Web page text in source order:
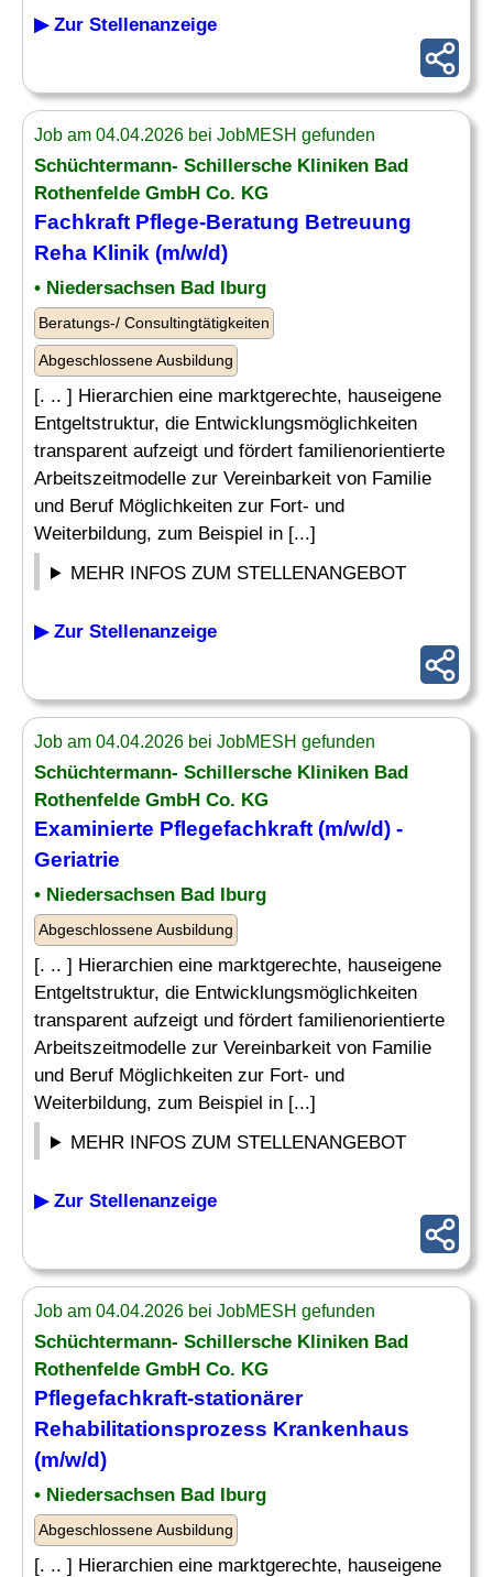
▶ Zur Stellenanzeige
Job am 04.04.2026 bei JobMESH gefunden
Schüchtermann- Schillersche Kliniken Bad
Rothenfelde GmbH Co. KG
Fachkraft Pflege-Beratung Betreuung
Reha Klinik (m/w/d)
• Niedersachsen Bad Iburg
Beratungs-/ Consultingtätigkeiten
Abgeschlossene Ausbildung
[. .. ] Hierarchien eine marktgerechte, hauseigene
Entgeltstruktur, die Entwicklungsmöglichkeiten
transparent aufzeigt und fördert familienorientierte
Arbeitszeitmodelle zur Vereinbarkeit von Familie
und Beruf Möglichkeiten zur Fort- und
Weiterbildung, zum Beispiel in [...]
MEHR INFOS ZUM STELLENANGEBOT
▶ Zur Stellenanzeige
Job am 04.04.2026 bei JobMESH gefunden
Schüchtermann- Schillersche Kliniken Bad
Rothenfelde GmbH Co. KG
Examinierte Pflegefachkraft (m/w/d) -
Geriatrie
• Niedersachsen Bad Iburg
Abgeschlossene Ausbildung
[. .. ] Hierarchien eine marktgerechte, hauseigene
Entgeltstruktur, die Entwicklungsmöglichkeiten
transparent aufzeigt und fördert familienorientierte
Arbeitszeitmodelle zur Vereinbarkeit von Familie
und Beruf Möglichkeiten zur Fort- und
Weiterbildung, zum Beispiel in [...]
MEHR INFOS ZUM STELLENANGEBOT
▶ Zur Stellenanzeige
Job am 04.04.2026 bei JobMESH gefunden
Schüchtermann- Schillersche Kliniken Bad
Rothenfelde GmbH Co. KG
Pflegefachkraft-stationärer
Rehabilitationsprozess Krankenhaus
(m/w/d)
• Niedersachsen Bad Iburg
Abgeschlossene Ausbildung
[. .. ] Hierarchien eine marktgerechte, hauseigene